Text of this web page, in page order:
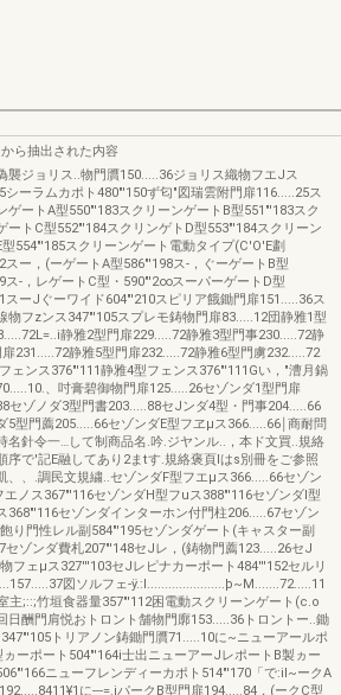
ら抽出された内容
襲ジョリス..物門贋150.....36ジョリス織物フエJス
シーラムカポト480"'150ず匂"図瑞雲附門扉116.....25ス
ゲートA型550"'183スクリーンゲートB型551"'183スク
ートC型552"'184スクリンゲトD型553"'184スクリーン
型554"'185スクリーンゲート電動タイプ(C'O'E劃
スー，(ーゲートA型586"'198ス-，ぐーゲートB型
ス-，レゲートC型・590"'2∞スーパーゲートD型
スーJぐーワイド604"'210スピリア餓鋤門扉151.....36ス
物フzンス347"'105スプレモ鋳物門扉83.....12団静雅1型
静雅2型門扉229.....72静雅3型門事230.....72静
231.....72静雅5型門扉232.....72静雅6型門虜232.....72
ェンス376"'111静雅4型フェンス376"'111Gい，"漕月鍋
、吋膏碧御物門扉125.....26セゾンダ1型門扉
セゾノダ3型門書203.....88セJンダ4型・門事204.....66
5型門薦205.....66セゾンダE型フヱμス366.....66￨商耐問
名針令一…して制商品名.吟.ジヤンル..，本ド文買..規絡
序で'記E融してあり2まtす.規絡褒頁lはs別冊をご参照
、、.調民文規繍..セゾンダF型フエμス366.....66セゾン
エノス367"'116セゾンダH型フuス388"'116セゾンダI型
368"'116セゾンダインターホン付門柱206.....67セゾン
り門性レル副584"'195セゾンダゲート(キャスター副
セゾンダ費札207"'148セJレ，(鋳物門薦123.....26セJ
フェμス327'''103セJレピナカーポート484'''152セルリ
図ソルフェ-ÿ.:l......................þ~M.......72.....11
主;::;竹垣食器量357"'112困電動スクリーンゲート(c.o
日酬門肩悦おトロント舗物門廓153.....36トロントー..鋤
トリアノン鋳鋤門贋71.....10に~ニューアールポ
ヵーポート504"'164i士出ニューアーJレポートB製ヵー
ニューフレンディーカポト514"'170「で:iI~ークA
に---=.iパークB型門扉194.....84，(ークC型